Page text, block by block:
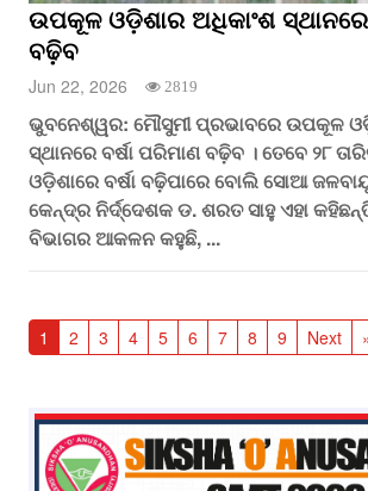
ଉପକୂଳ ଓଡ଼ିଶାର ଅଧିକାଂଶ ସ୍ଥାନରେ
ବଢ଼ିବ
Jun 22, 2026 2819
ଭୁବନେଶ୍ୱର: ମୌସୁମୀ ପ୍ରଭାବରେ ଉପକୂଳ
ସ୍ଥାନରେ ବର୍ଷା ପରିମାଣ ବଢ଼ିବ । ତେବେ ୨୮
ଓଡ଼ିଶାରେ ବର୍ଷା ବଢ଼ିପାରେ ବୋଲି ସୋଆ
କେନ୍ଦ୍ର ନିର୍ଦ୍ଦେଶକ ଡ. ଶରତ ସାହୁ ଏହା
ବିଭାଗର ଆକଳନ କହୁଛି, ...
1 2 3 4 5 6 7 8 9 Next